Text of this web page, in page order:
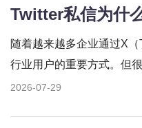
随着越来越多企业通过X
行业用户的重要方式。但很
2026-07-29